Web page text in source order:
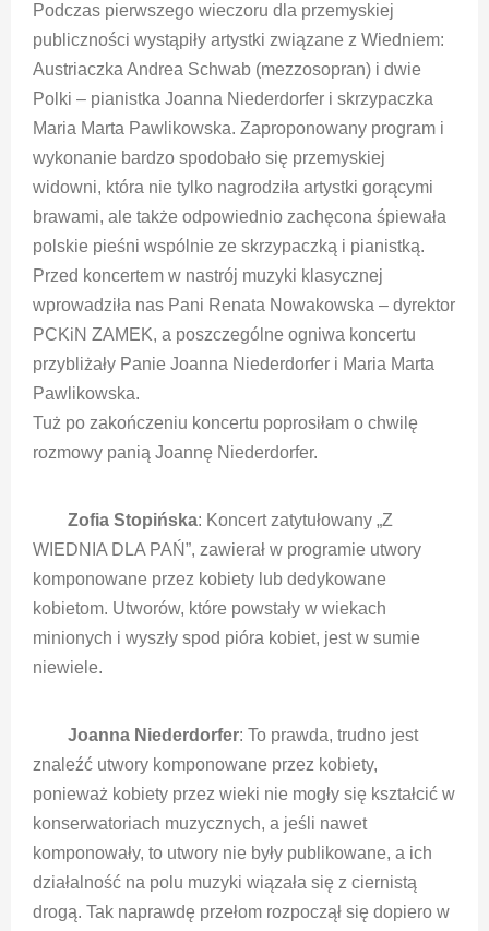
Podczas pierwszego wieczoru dla przemyskiej
publiczności wystąpiły artystki związane z Wiedniem:
Austriaczka Andrea Schwab (mezzosopran) i dwie
Polki – pianistka Joanna Niederdorfer i skrzypaczka
Maria Marta Pawlikowska. Zaproponowany program i
wykonanie bardzo spodobało się przemyskiej
widowni, która nie tylko nagrodziła artystki gorącymi
brawami, ale także odpowiednio zachęcona śpiewała
polskie pieśni wspólnie ze skrzypaczką i pianistką.
Przed koncertem w nastrój muzyki klasycznej
wprowadziła nas Pani Renata Nowakowska – dyrektor
PCKiN ZAMEK, a poszczególne ogniwa koncertu
przybliżały Panie Joanna Niederdorfer i Maria Marta
Pawlikowska.
Tuż po zakończeniu koncertu poprosiłam o chwilę
rozmowy panią Joannę Niederdorfer.
Zofia Stopińska: Koncert zatytułowany „Z
WIEDNIA DLA PAŃ”, zawierał w programie utwory
komponowane przez kobiety lub dedykowane
kobietom. Utworów, które powstały w wiekach
minionych i wyszły spod pióra kobiet, jest w sumie
niewiele.
Joanna Niederdorfer: To prawda, trudno jest
znaleźć utwory komponowane przez kobiety,
ponieważ kobiety przez wieki nie mogły się kształcić w
konserwatoriach muzycznych, a jeśli nawet
komponowały, to utwory nie były publikowane, a ich
działalność na polu muzyki wiązała się z ciernistą
drogą. Tak naprawdę przełom rozpoczął się dopiero w